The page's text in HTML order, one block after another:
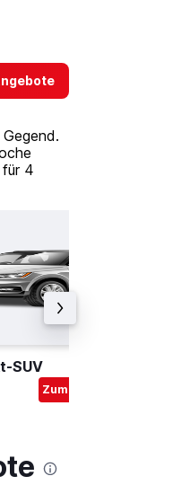
4
SUV
Zum Angebot